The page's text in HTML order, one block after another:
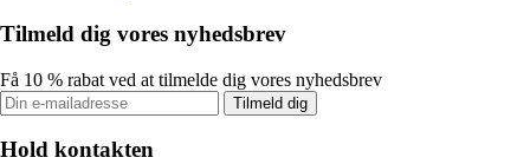
Tilmeld dig vores nyhedsbrev
Få 10 % rabat ved at tilmelde dig vores nyhedsbrev
Tilmeld dig
Hold kontakten